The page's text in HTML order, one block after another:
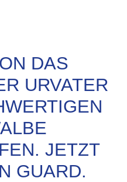
DAS
URVATER
JETZT
GUARD.